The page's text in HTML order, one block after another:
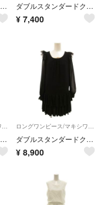
美品 DOUBLE STANDARD CLOTHING ダブルスタンダードクロージング ピンストライプ ノースリーブワンピース ロングジレ 黒 ブラック レディース 古着 中古 USED ダブルスタンダードクロージング ダブスタ ESSENTIAL 24SS ワンピ
¥ 7,400
ロングワンピース/マキシワンピース
美品 DOUBLE STANDARD CLOTHING ダブルスタンダードクロージング シフォンフリルワンピース ドレス 長袖 ロング丈 36 ピンク レディース 古着 中古 USED
ロングワンピース/マキシワンピース
ダブルスタンダードクロージング ダブスタ 美品 ミモレワンピース シアースリーブ
¥ 8,900